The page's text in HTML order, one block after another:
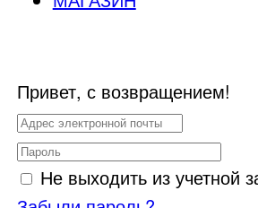
Привет, с возвращением!
Не выходить из учетной